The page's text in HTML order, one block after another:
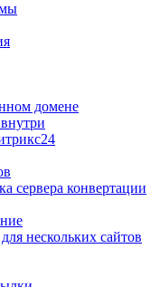
домене
сервера конвертации
нескольких сайтов